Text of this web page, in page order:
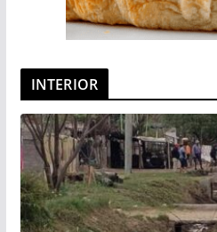
INTERIOR